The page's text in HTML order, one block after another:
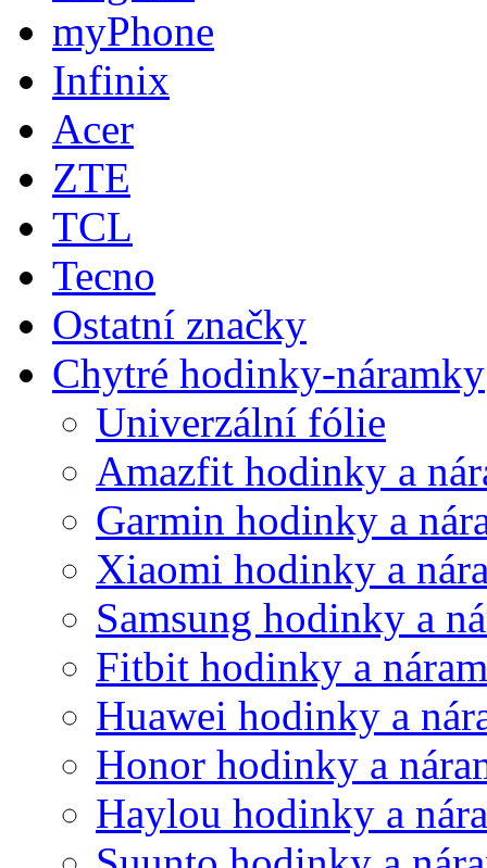
myPhone
Infinix
Acer
ZTE
TCL
Tecno
Ostatní značky
Chytré hodinky-náramky
Univerzální fólie
Amazfit hodinky a
Garmin hodinky a
Xiaomi hodinky a
Samsung hodinky a
Fitbit hodinky a
Huawei hodinky a
Honor hodinky a
Haylou hodinky a